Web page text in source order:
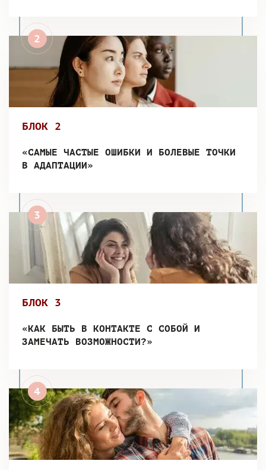
БЛОК 2
«САМЫЕ ЧАСТЫЕ ОШИБКИ И БОЛЕВЫЕ ТОЧКИ
В АДАПТАЦИИ»
БЛОК 3
«КАК БЫТЬ В КОНТАКТЕ С СОБОЙ И
ЗАМЕЧАТЬ ВОЗМОЖНОСТИ?»